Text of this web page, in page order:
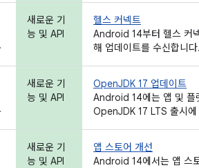
새로운 기
능 및 API
헬스 커넥트
Android 14부터 헬스 커
해 업데이트를 수신합니다.
새로운 기
능 및 API
OpenJDK 17 업데이트
Android 14에는 앱 및 플
OpenJDK 17 LTS 출시
새로운 기
능 및 API
앱 스토어 개선
Android 14에서는 앱 스